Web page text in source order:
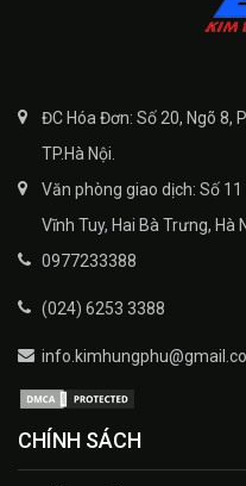
ĐC Hóa Đơn: Số 20, Ngõ 8,
TP.Hà Nội.
Văn phòng giao dịch: Số 11
Vĩnh Tuy, Hai Bà Trưng, Hà
0977233388
(024) 6253 3388
CHÍNH SÁCH